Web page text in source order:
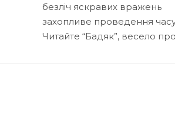
безліч яскравих вражень
захопливе проведення
Читайте “Бадяк”, весело